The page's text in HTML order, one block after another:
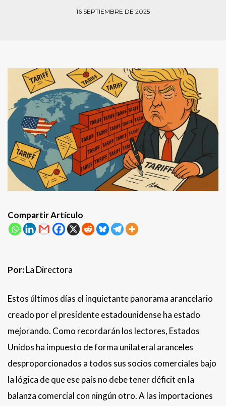
16 SEPTIEMBRE DE 2025
Compartir Artículo
Por:La Directora
Estos últimos días el inquietante panorama arancelario
creado por el presidente estadounidense ha estado
mejorando. Como recordarán los lectores, Estados
Unidos ha impuesto de forma unilateral aranceles
desproporcionados a todos sus socios comerciales bajo
la lógica de que ese país no debe tener déficit en la
balanza comercial con ningún otro. A las importaciones